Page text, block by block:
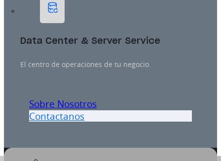
Data Center & Server Service
El centro de operaciones de tu negocio.
Sobre Nosotros
Contactanos